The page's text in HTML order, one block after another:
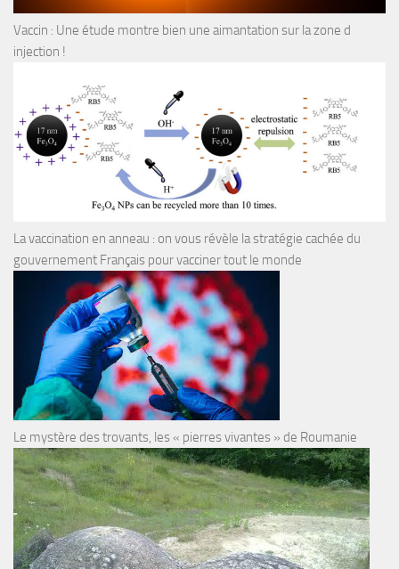
Vaccin : Une étude montre bien une aimantation sur la zone d
injection !
La vaccination en anneau : on vous révèle la stratégie cachée du
gouvernement Français pour vacciner tout le monde
Le mystère des trovants, les « pierres vivantes » de Roumanie